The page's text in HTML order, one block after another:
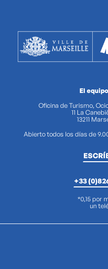
El
Oficina de Turismo,
11 La
13211
Abierto todos los días de
+33
*0,15 por
un